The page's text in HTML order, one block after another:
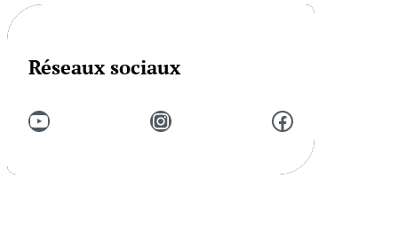
Réseaux sociaux
YouTube Instagram Facebook